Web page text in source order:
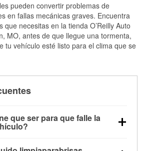
pueden convertir problemas de
en fallas mecánicas graves. Encuentra
que necesitas en la tienda O’Reilly Auto
MO, antes de que llegue una tormenta,
tu vehículo esté listo para el clima que se
que ser para que falle la